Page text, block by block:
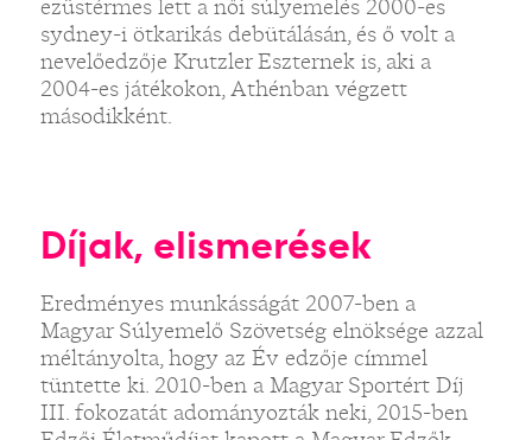
ezüstérmes lett a női súlyemelés 2000-es
sydney-i ötkarikás debütálásán, és ő volt a
nevelőedzője Krutzler Eszternek is, aki a
2004-es játékokon, Athénban végzett
másodikként.
Díjak, elismerések
Eredményes munkásságát 2007-ben a
Magyar Súlyemelő Szövetség elnöksége azzal
méltányolta, hogy az Év edzője címmel
tüntette ki. 2010-ben a Magyar Sportért Díj
III. fokozatát adományozták neki, 2015-ben